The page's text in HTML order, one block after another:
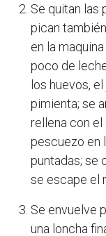
Se quitan las
pican
en la
poco de
los huevos,
pimienta; se
rellena con el
pescuezo en
puntadas; se
se escape el
Se envuelve
una loncha